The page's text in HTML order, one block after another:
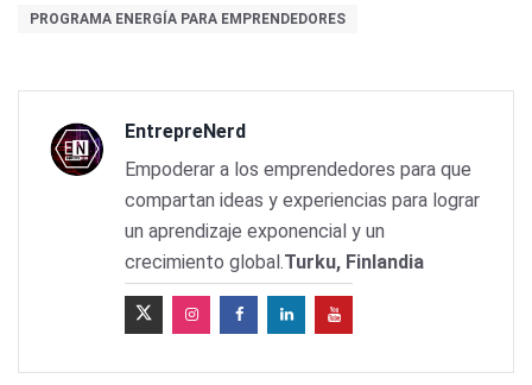
PROGRAMA ENERGÍA PARA EMPRENDEDORES
EntrepreNerd
Empoderar a los emprendedores para que
compartan ideas y experiencias para lograr
un aprendizaje exponencial y un
crecimiento global.Turku, Finlandia